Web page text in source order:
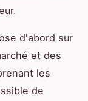
d'abord sur
et des
les
de